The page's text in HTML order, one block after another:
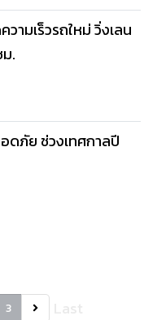
ามเร็วรถใหม่ วิ่งเลน
.
ดภัย ช่วงเทศกาลปี
3